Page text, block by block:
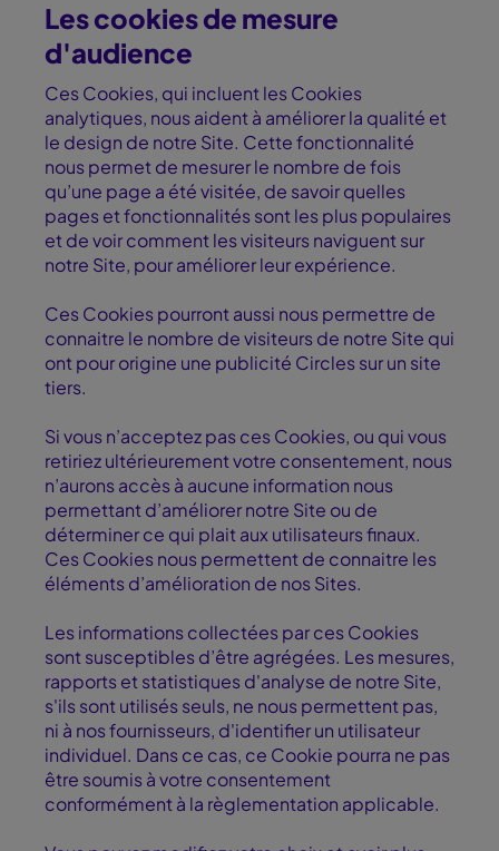
Les cookies de mesure
d'audience
Ces Cookies, qui incluent les Cookies
analytiques, nous aident à améliorer la qualité et
le design de notre Site. Cette fonctionnalité
nous permet de mesurer le nombre de fois
qu’une page a été visitée, de savoir quelles
pages et fonctionnalités sont les plus populaires
et de voir comment les visiteurs naviguent sur
notre Site, pour améliorer leur expérience.
Ces Cookies pourront aussi nous permettre de
connaitre le nombre de visiteurs de notre Site qui
ont pour origine une publicité Circles sur un site
tiers.
Si vous n’acceptez pas ces Cookies, ou qui vous
retiriez ultérieurement votre consentement, nous
n’aurons accès à aucune information nous
permettant d’améliorer notre Site ou de
déterminer ce qui plait aux utilisateurs finaux.
Ces Cookies nous permettent de connaitre les
éléments d’amélioration de nos Sites.
Les informations collectées par ces Cookies
sont susceptibles d’être agrégées. Les mesures,
rapports et statistiques d'analyse de notre Site,
s'ils sont utilisés seuls, ne nous permettent pas,
ni à nos fournisseurs, d'identifier un utilisateur
individuel. Dans ce cas, ce Cookie pourra ne pas
être soumis à votre consentement
conformément à la règlementation applicable.